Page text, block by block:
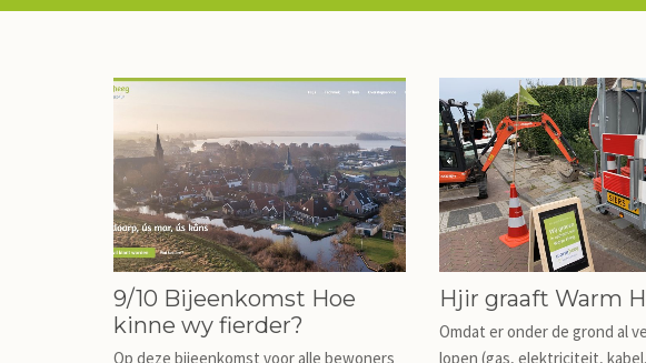
9/10 Bijeenkomst Hoe
kinne wy fierder?
Op deze bijeenkomst voor alle bewoners
Hjir graaft Warm
Omdat er onder de grond al
lopen (gas, elektriciteit,